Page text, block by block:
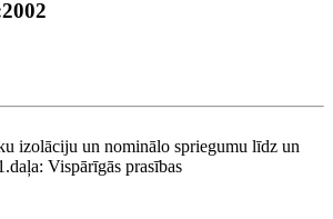
izolāciju un nominālo spriegumu līdz un
Vispārīgās prasības